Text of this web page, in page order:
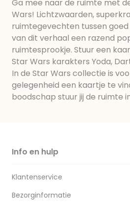
Ga mee naar de ruimte met
Wars! Lichtzwaarden,
ruimtegevechten tussen
van dit verhaal een razend
ruimtesprookje. Stuur een
Star Wars karakters Yoda,
In de Star Wars collectie is
gelegenheid een kaartje te
boodschap stuur jij de ruimte
Info en hulp
Klantenservice
Bezorginformatie